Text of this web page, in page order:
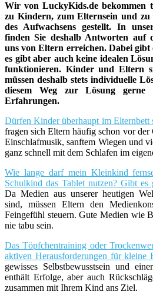
Wir von LuckyKids.de bekommen
zu Kindern, zum Elternsein und zu
des Aufwachsens gestellt. In
finden Sie deshalb Antworten auf
uns von Eltern erreichen. Dabei gibt
es gibt aber auch keine idealen
funktionieren. Kinder und Eltern
müssen deshalb stets individuelle
diesem Weg zur Lösung
Erfahrungen.
Dürfen Kinder überhaupt im Elternbett
fragen sich Eltern häufig schon vor
Einschlafmusik, sanftem Wiegen und
ganz schnell mit dem Schlafen im
Wie lange darf mein Kleinkind
Schulkind das Tablet nutzen? Gibt es
Da Medien aus unserer heutigen
sind, müssen Eltern den
Feingefühl steuern. Gute Medien wie
nie tabu sein.
Das Töpfchentraining oder
aktiven Herausforderungen für kleine
gewisses Selbstbewusstsein und
enthält Erfolge, aber auch
zusammen mit Ihrem Kind ans Ziel.